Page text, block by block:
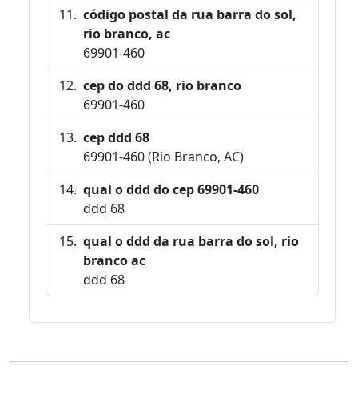
código postal da rua barra do sol,
rio branco, ac
69901-460
cep do ddd 68, rio branco
69901-460
cep ddd 68
69901-460 (Rio Branco, AC)
qual o ddd do cep 69901-460
ddd 68
qual o ddd da rua barra do sol, rio
branco ac
ddd 68